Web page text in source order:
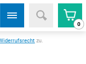
0
zu.